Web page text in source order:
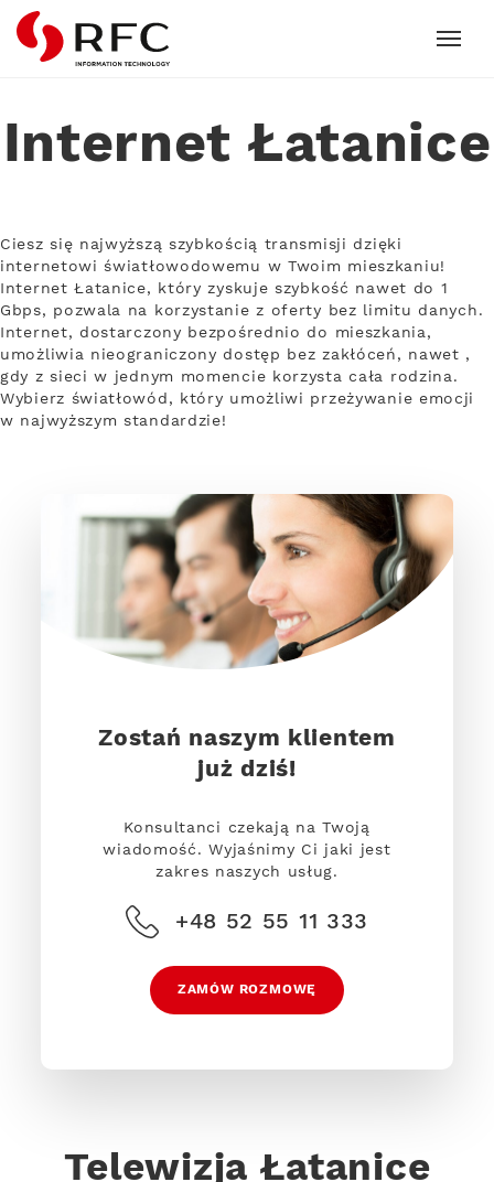
RFC
Internet Łatanice
Ciesz się najwyższą szybkością transmisji dzięki
internetowi światłowodowemu w Twoim mieszkaniu!
Internet Łatanice, który zyskuje szybkość nawet do 1
Gbps, pozwala na korzystanie z oferty bez limitu danych.
Internet, dostarczony bezpośrednio do mieszkania,
umożliwia nieograniczony dostęp bez zakłóceń, nawet ,
gdy z sieci w jednym momencie korzysta cała rodzina.
Wybierz światłowód, który umożliwi przeżywanie emocji
w najwyższym standardzie!
Zostań naszym klientem
już dziś!
Konsultanci czekają na Twoją
wiadomość. Wyjaśnimy Ci jaki jest
zakres naszych usług.
+48 52 55 11 333
ZAMÓW ROZMOWĘ
Telewizja Łatanice